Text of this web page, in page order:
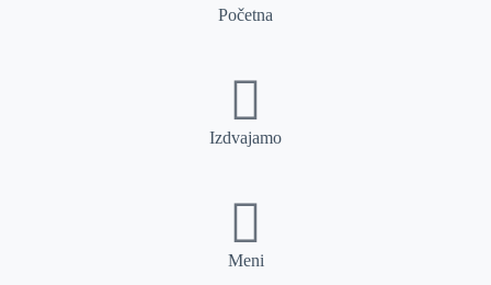
Početna
Izdvajamo
Meni